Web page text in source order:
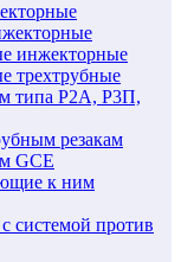
инжекторные
трехтрубные
типа Р2А, Р3П,
резакам
GCE
к ним
системой против